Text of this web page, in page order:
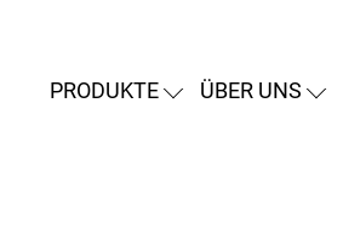
PRODUKTE ÜBER UNS